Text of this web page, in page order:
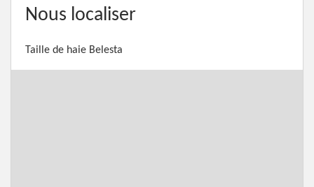
Nous localiser
Taille de haie Belesta